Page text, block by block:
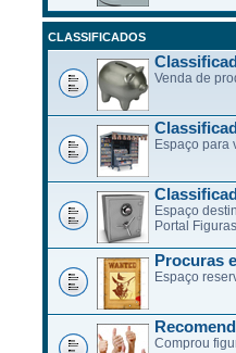
CLASSIFICADOS
Venda de
Espaço para
Espaço
Portal
Procuras
Espaço
Comprou